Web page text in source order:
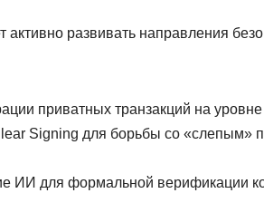
развивать направления
приватных транзакций на
Signing для борьбы со «слепым»
ИИ для формальной верификации